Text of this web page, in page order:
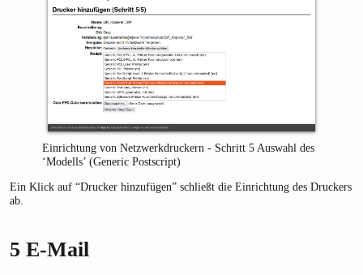
Einrichtung von Netzwerkdruckern - Schritt 5 Auswahl des
‘Modells’ (Generic Postscript)
Ein Klick auf “Drucker hinzufügen” schließt die Einrichtung des Druckers
ab.
5 E-Mail